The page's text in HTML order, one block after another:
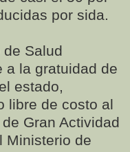
por sida.
Salud
a la gratuidad de
estado,
libre de costo al
Gran Actividad
Ministerio de